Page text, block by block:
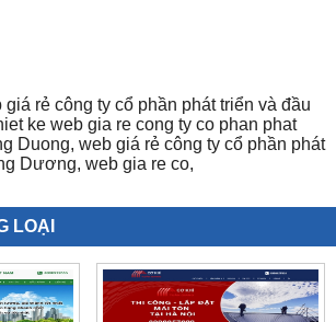
giá rẻ công ty cổ phần phát triển và đầu
ke web gia re cong ty co phan phat
Duong, web giá rẻ công ty cổ phần phát
Dương, web gia re co,
LOẠI